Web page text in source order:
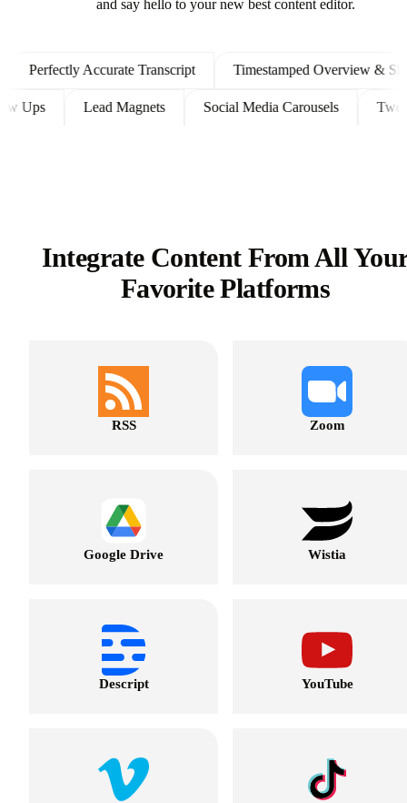
and say hello to your new best content editor.
Accurate Transcript Timestamped Overview &
Follow Ups Lead Magnets Social Media Carousels
Integrate Content From All
Favorite Platforms
RSS Zoom
Google Drive Wistia
Descript YouTube